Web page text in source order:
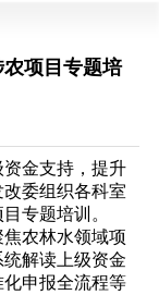
项目专题培
金支持，提升
委组织各科室
专题培训。
农林水领域项
解读上级资金
申报全流程等